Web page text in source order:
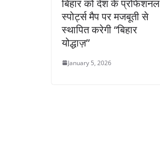
बिहार को देश के प्रोफेशनल
स्पोर्ट्स मैप पर मजबूती से
स्थापित करेगी “बिहार
योद्धाज़”
January 5, 2026